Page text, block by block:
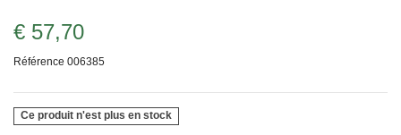
€ 57,70
Référence 006385
Ce produit n'est plus en stock